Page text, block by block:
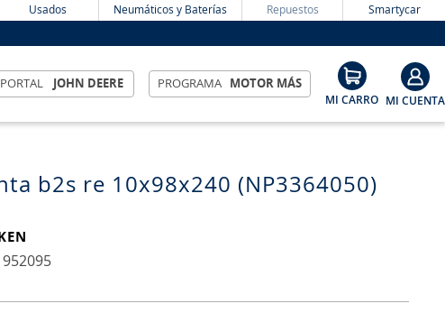
Usados Neumáticos y Baterías Repuestos Smartycar
JOHN DEERE PROGRAMA MOTOR MÁS
b2s re 10x98x240 (NP3364050)
952095